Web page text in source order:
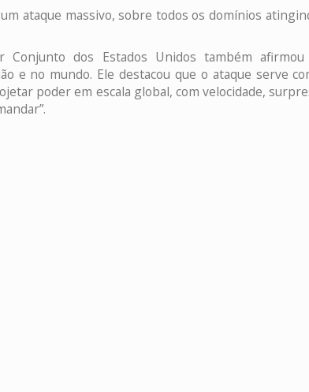
ataque massivo, sobre todos os domínios
Conjunto dos Estados Unidos também
e no mundo. Ele destacou que o ataque serve
poder em escala global, com velocidade,